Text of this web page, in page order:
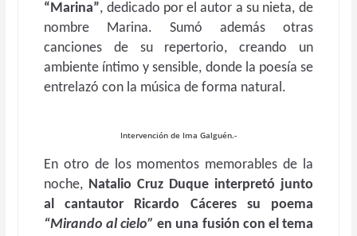
“Marina”, dedicado por el autor a su nieta, de
nombre Marina. Sumó además otras
canciones de su repertorio, creando un
ambiente íntimo y sensible, donde la poesía se
entrelazó con la música de forma natural.
Intervención de Ima Galguén.-
En otro de los momentos memorables de la
noche, Natalio Cruz Duque interpretó junto
al cantautor Ricardo Cáceres su poema
“Mirando al cielo” en una fusión con el tema